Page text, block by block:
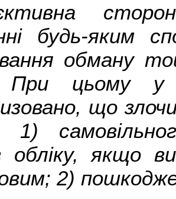
будь-яким
обману
При цьому
що
1)
обліку, якщо
2)